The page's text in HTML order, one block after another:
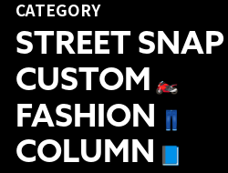
CATEGORY
STREET SNAP
CUSTOM 🏍
FASHION 👖
COLUMN